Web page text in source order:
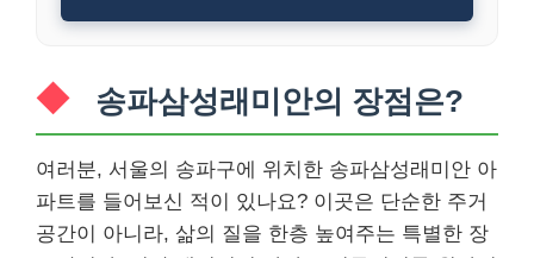
송파삼성래미안의 장점은?
여러분, 서울의 송파구에 위치한 송파삼성래미안 아
파트를 들어보신 적이 있나요? 이곳은 단순한 주거
공간이 아니라, 삶의 질을 한층 높여주는 특별한 장